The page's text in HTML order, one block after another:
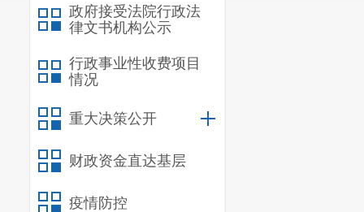
政府接受法院行政法
律文书机构公示
行政事业性收费项目
情况
重大决策公开
财政资金直达基层
疫情防控